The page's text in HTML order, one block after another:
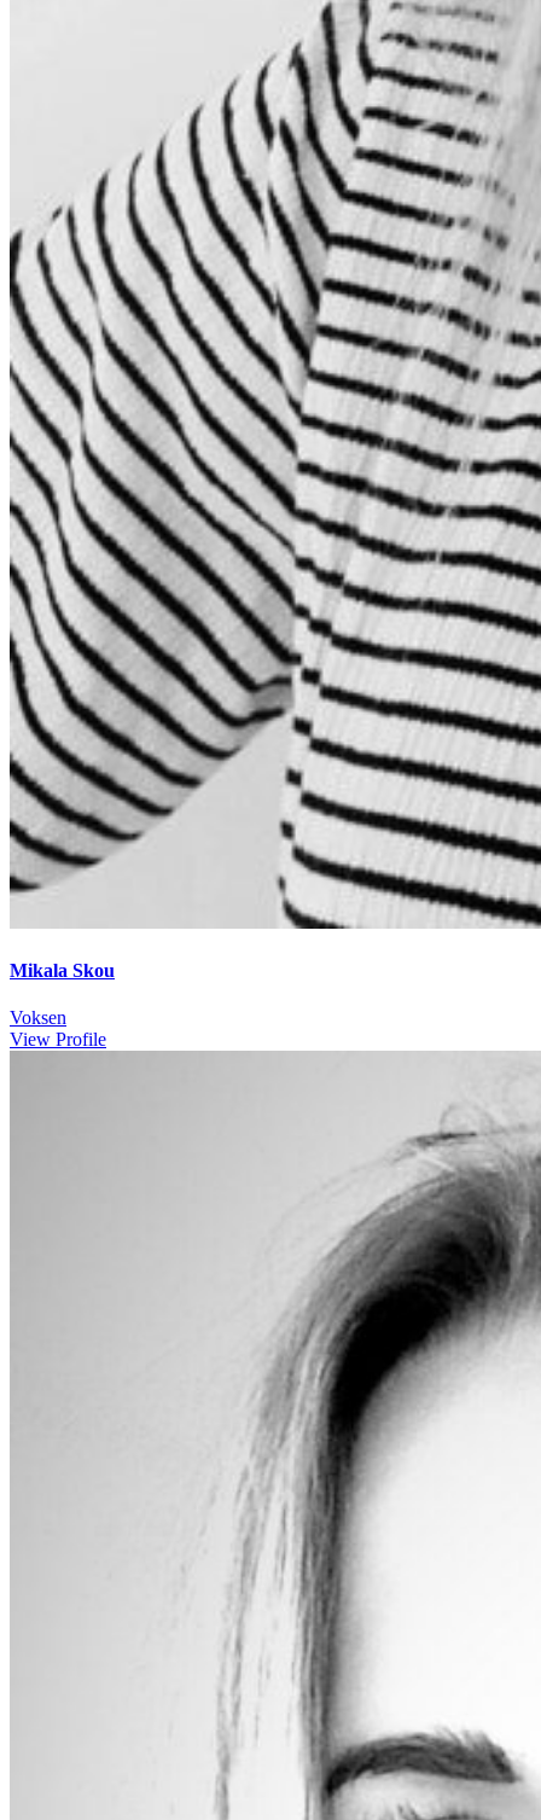
Mikala Skou
Voksen
View Profile